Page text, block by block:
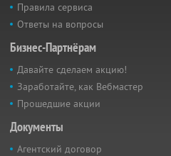
Правила сервиса
Ответы на вопросы
Бизнес-Партнёрам
Давайте сделаем акцию!
Заработайте, как Вебмастер
Прошедшие акции
Документы
Агентский договор